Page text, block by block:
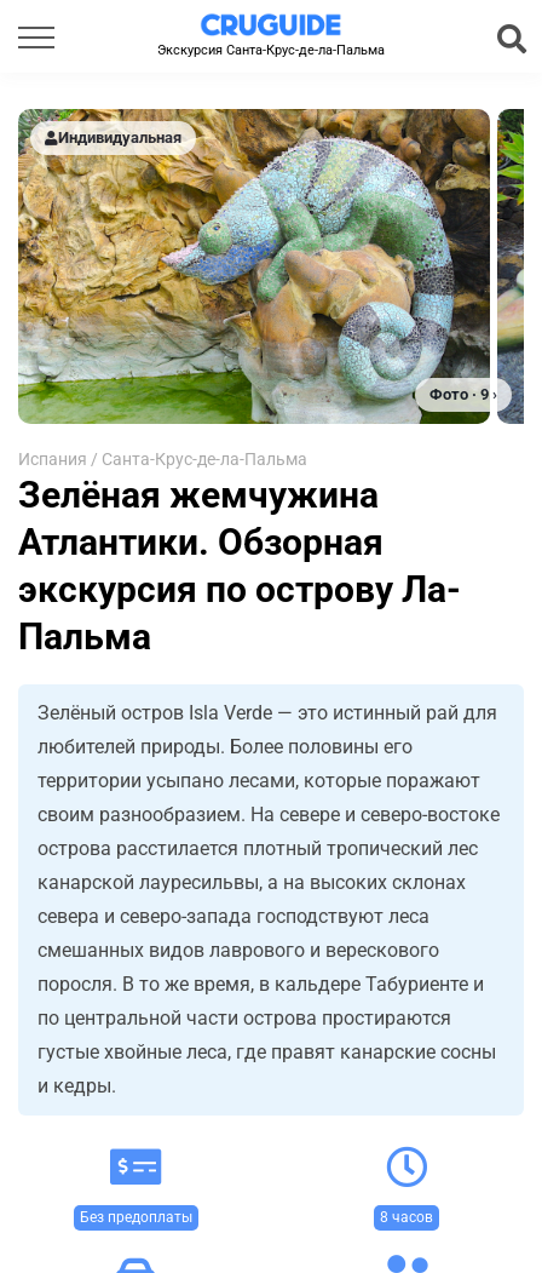
Экскурсия Санта-Крус-де-ла-Пальма
Индивидуальная
Фото · 9 ›
Испания / Санта-Крус-де-ла-Пальма
Зелёная жемчужина
Атлантики. Обзорная
экскурсия по острову Ла-
Пальма
Зелёный остров Isla Verde — это истинный рай для
любителей природы. Более половины его
территории усыпано лесами, которые поражают
своим разнообразием. На севере и северо-востоке
острова расстилается плотный тропический лес
канарской лауресильвы, а на высоких склонах
севера и северо-запада господствуют леса
смешанных видов лаврового и верескового
поросля. В то же время, в кальдере Табуриенте и
по центральной части острова простираются
густые хвойные леса, где правят канарские сосны
и кедры.
Без предоплаты 8 часов